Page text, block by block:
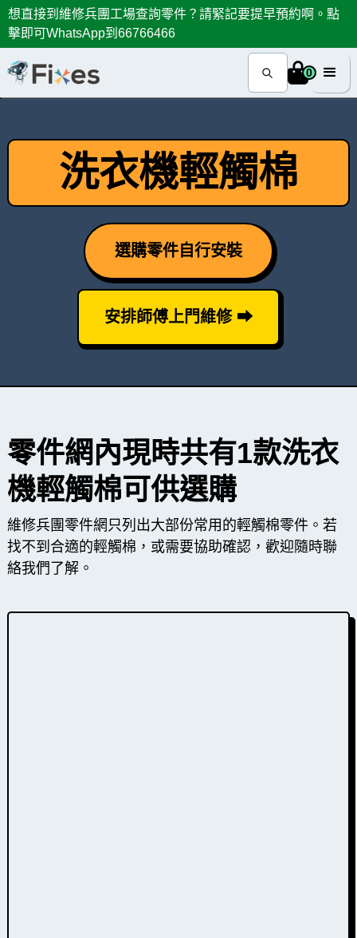
想直接到維修兵團工場查詢零件？請緊記要提早預約啊。點
擊即可WhatsApp到66766466
0
洗衣機輕觸棉
選購零件自行安裝
安排師傅上門維修 ⮕
零件網內現時共有1款洗衣
機輕觸棉可供選購
維修兵團零件網只列出大部份常用的輕觸棉零件。若
找不到合適的輕觸棉，或需要協助確認，歡迎隨時聯
絡我們了解。